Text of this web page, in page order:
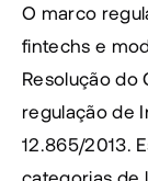
O marco
fintechs e
Resolução do
regulação de
12.865/2013.
categorias de